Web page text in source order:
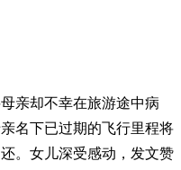
亲却不幸在旅游途中病
名下已过期的飞行里程将
。女儿深受感动，发文赞